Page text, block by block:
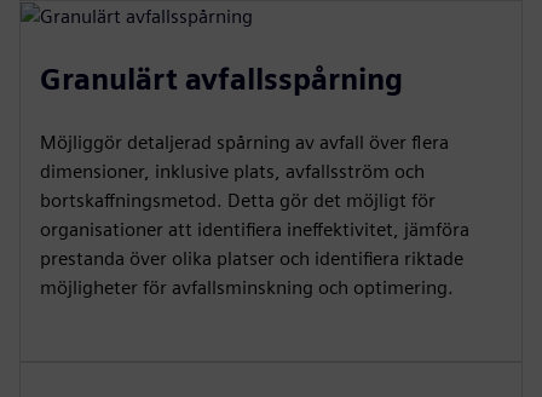
Granulärt avfallsspårning
Möjliggör detaljerad spårning av avfall över flera
dimensioner, inklusive plats, avfallsström och
bortskaffningsmetod. Detta gör det möjligt för
organisationer att identifiera ineffektivitet, jämföra
prestanda över olika platser och identifiera riktade
möjligheter för avfallsminskning och optimering.